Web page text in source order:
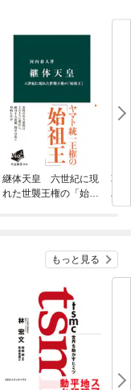
継体天皇 六世紀に現
れた世襲王権の「始祖
革
バ
もっと見る